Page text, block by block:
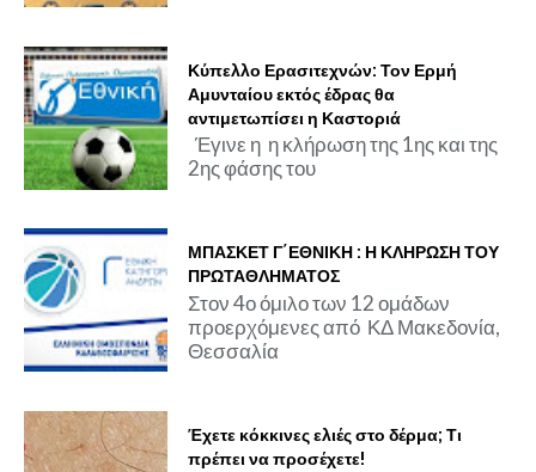
Κύπελλο Ερασιτεχνών: Τον Ερμή
Αμυνταίου εκτός έδρας θα
αντιμετωπίσει η Καστοριά
Έγινε η η κλήρωση της 1ης και της
2ης φάσης του
ΜΠΑΣΚΕΤ Γ΄ΕΘΝΙΚΗ : Η ΚΛΗΡΩΣΗ ΤΟΥ
ΠΡΩΤΑΘΛΗΜΑΤΟΣ
Στον 4ο όμιλο των 12 ομάδων
προερχόμενες από ΚΔ Μακεδονία,
Θεσσαλία
Έχετε κόκκινες ελιές στο δέρμα; Τι
πρέπει να προσέχετε!